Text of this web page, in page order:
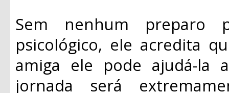
Sem nenhum
psicológico, ele acredita
amiga ele pode ajudá-la
jornada será